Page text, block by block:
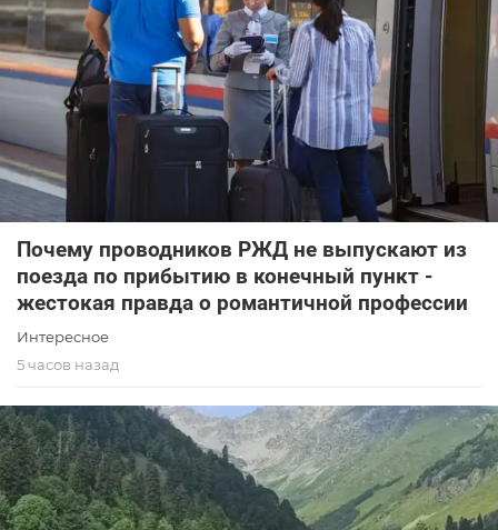
Почему проводников РЖД не выпускают из
поезда по прибытию в конечный пункт -
жестокая правда о романтичной профессии
Интересное
5 часов назад